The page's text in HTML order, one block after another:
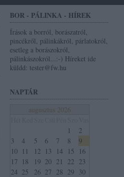
BOR - PÁLINKA - HÍREK
Írások a borról, borászatról,
pincékről, pálinkákról, párlatokról,
esetleg a borászokról,
pálinkászokról...:-) Híreket ide
küldd: tester@fw.hu
NAPTÁR
augusztus 2026
1
2
3
4 5 6 7 8
9
10 11 12 13 14 15
16
17
18 19 20 21 22 23
24 25 26 27 28 29 30